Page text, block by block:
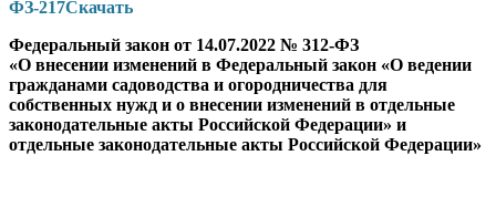
ФЗ-217Скачать
Федеральный закон от 14.07.2022 № 312-ФЗ
«О внесении изменений в Федеральный закон «О ведении
гражданами садоводства и огородничества для
собственных нужд и о внесении изменений в отдельные
законодательные акты Российской Федерации» и
отдельные законодательные акты Российской Федерации»